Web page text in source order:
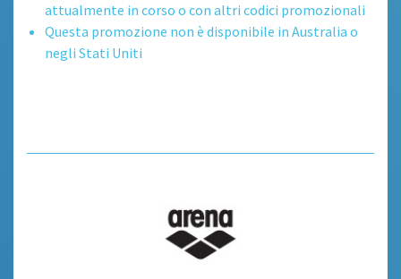
attualmente in corso o con altri codici promozionali
Questa promozione non è disponibile in Australia o
negli Stati Uniti